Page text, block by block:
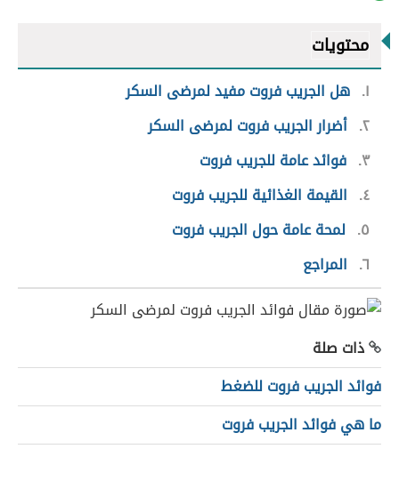
محتويات
١ هل الجريب فروت مفيد لمرضى السكر
٢ أضرار الجريب فروت لمرضى السكر
٣ فوائد عامة للجريب فروت
٤
القيمة الغذائية للجريب فروت
٥ لمحة عامة حول الجريب فروت
٦ المراجع
ذات صلة
فوائد الجريب فروت للضغط
ما هي فوائد الجريب فروت